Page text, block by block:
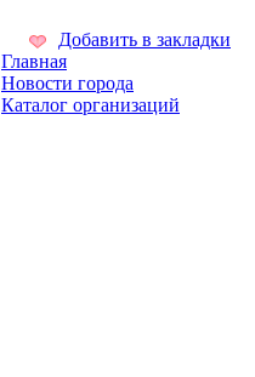
Добавить в закладки
Главная
Новости города
Каталог организаций